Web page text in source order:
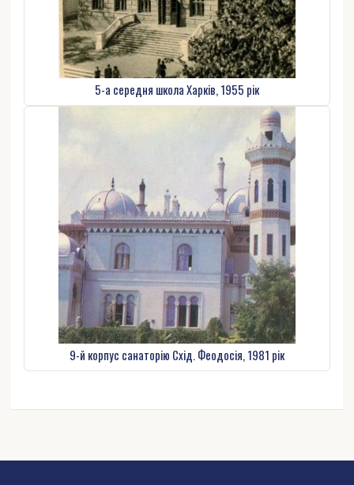
5-а середня школа Харків, 1955 рік
9-й корпус санаторію Схід. Феодосія, 1981 рік